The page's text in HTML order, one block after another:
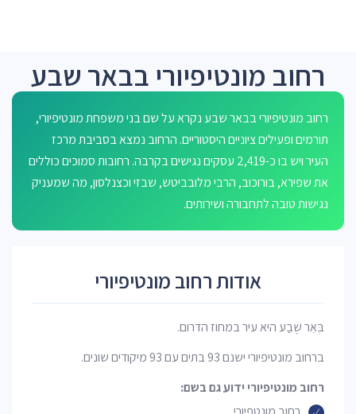
רחוב מונטיפיורי בבאר שבע
רחוב מונטיפיורי בבאר שבע נקרא על שם בני משפחת מונטיפיורי,
תורמים ופעילים ציוניים היסטוריים. הרחוב נמצא בסביבת מרכז
העיר ויש בו כ-2,419 עסקים נגישים בקרבה. רחובות סמוכים כוללים
את שפירא, בורוכוב, הרבי מלובביטש, שבזי וכצנלסון, מה שמעניק
נגישות טובה לתחבורה ושירותים.
אודות רחוב מונטיפיורי
בְּאֵר שֶׁבַע היא עיר במחוז הדרום.
ברחוב מונטיפיורי ישנם 93 בתים עם 93 מיקודים שונים.
רחוב מונטיפיורי ידוע גם בשם: